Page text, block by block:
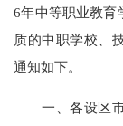
6年中等职业教育
质的中职学校、
通知如下。
一、各设区市